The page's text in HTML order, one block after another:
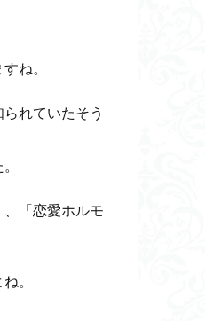
ね。
れていたそう
「恋愛ホルモ
。